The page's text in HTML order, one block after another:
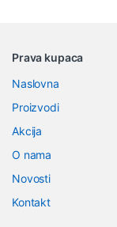
Prava kupaca
Naslovna
Proizvodi
Akcija
O nama
Novosti
Kontakt